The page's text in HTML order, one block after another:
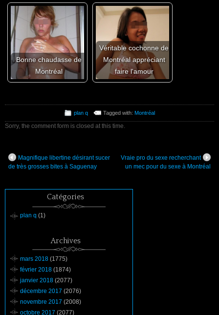
Bonne chaudasse de
Montréal
Véritable cochonne de
Montréal appréciant
faire l'amour
plan q Tagged with: Montréal
Sorry, the comment form is closed at this time.
Magnifique libertine désirant sucer
de très grosses bites à Saguenay
Vraie pro du sexe recherchant
un mec pour du sexe à Montréal
Catégories
plan q (1)
Archives
mars 2018 (1775)
février 2018 (1874)
janvier 2018 (2077)
décembre 2017 (2076)
novembre 2017 (2008)
octobre 2017 (2077)